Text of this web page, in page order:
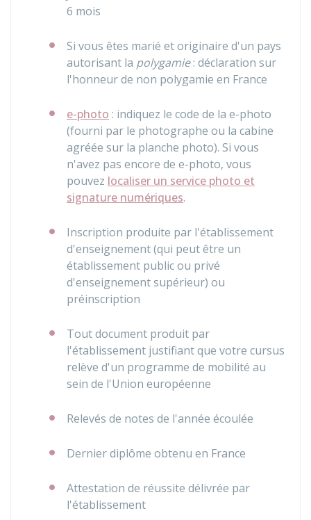
6 mois
Si vous êtes marié et originaire d'un pays
autorisant la polygamie: déclaration sur
l'honneur de non polygamie en France
e-photo : indiquez le code de la e-photo
(fourni par le photographe ou la cabine
agréée sur la planche photo). Si vous
n'avez pas encore de e-photo, vous
pouvez localiser un service photo et
signature numériques.
Inscription produite par l'établissement
d'enseignement (qui peut être un
établissement public ou privé
d'enseignement supérieur) ou
préinscription
Tout document produit par
l'établissement justifiant que votre cursus
relève d'un programme de mobilité au
sein de l'Union européenne
Relevés de notes de l'année écoulée
Dernier diplôme obtenu en France
Attestation de réussite délivrée par
l'établissement